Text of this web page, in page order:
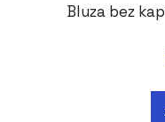
Bluza bez